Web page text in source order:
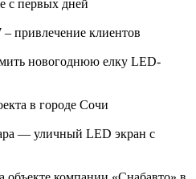
с первых дней
привлечение клиентов
новогоднюю елку LED-
в городе Сочи
— уличный LED экран с